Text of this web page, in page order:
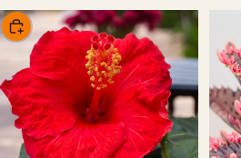
Alege